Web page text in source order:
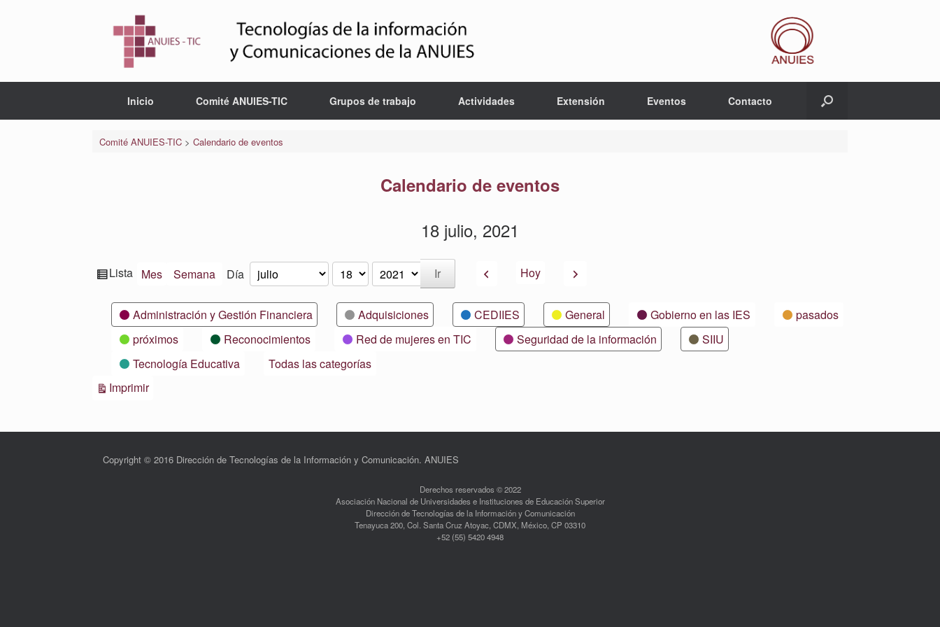
Inicio Comité ANUIES-TIC Grupos de trabajo Actividades Extensión Eventos Contacto
Comité ANUIES-TIC> Calendario de eventos
Calendario de eventos
18 julio, 2021
Ver
Lista Mes Semana Día Mes
Día
Año AnteriorHoy Siguiente
CategoríasAdministración y Gestión Financiera Adquisiciones CEDIIES General Gobierno en las IES
pasados
próximos
Reconocimientos Red de mujeres en TIC Seguridad de la información
SIIU
Tecnología Educativa
Todas las categorías
ImprimirVistas
Copyright © 2016 Dirección de Tecnologías de la Información y Comunicación. ANUIES
Derechos reservados © 2022
Asociación Nacional de Universidades e Instituciones de Educación Superior
Dirección de Tecnologías de la Información y Comunicación
Tenayuca 200, Col. Santa Cruz Atoyac, CDMX, México, CP 03310
+52 (55) 5420 4948